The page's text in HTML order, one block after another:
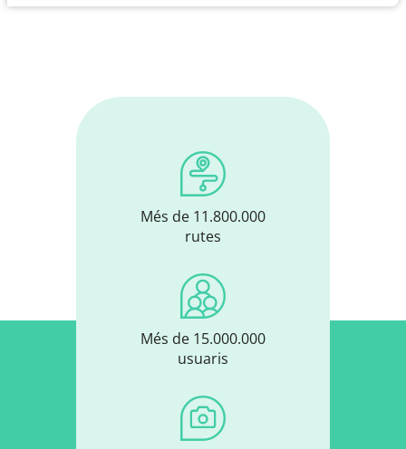
Més de 11.800.000
rutes
Més de 15.000.000
usuaris